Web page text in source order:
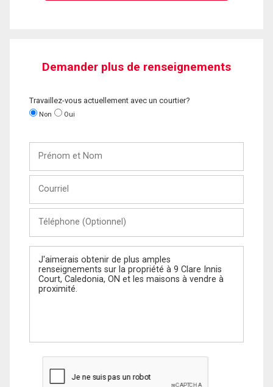
Demander plus de renseignements
Travaillez-vous actuellement avec un courtier?
Non Oui
Nom
(Optionnel)
Message